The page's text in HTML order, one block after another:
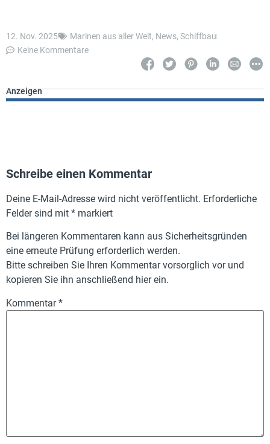
12. Nov. 2025 Marinen aus aller Welt, News, Schiffbau
Keine Kommentare
Anzeigen
Schreibe einen Kommentar
Deine E-Mail-Adresse wird nicht veröffentlicht. Erforderliche
Felder sind mit * markiert
Bei längeren Kommentaren kann aus Sicherheitsgründen
eine erneute Prüfung erforderlich werden.
Bitte schreiben Sie Ihren Kommentar vorsorglich vor und
kopieren Sie ihn anschließend hier ein.
Kommentar*